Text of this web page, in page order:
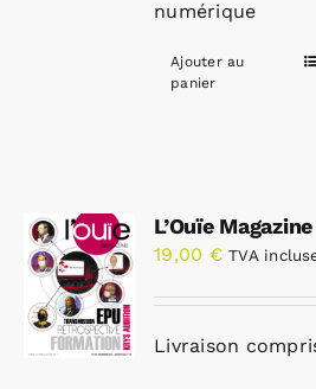
numérique
Ajouter au
panier
L’Ouïe
19,00 € TVA
Livraison